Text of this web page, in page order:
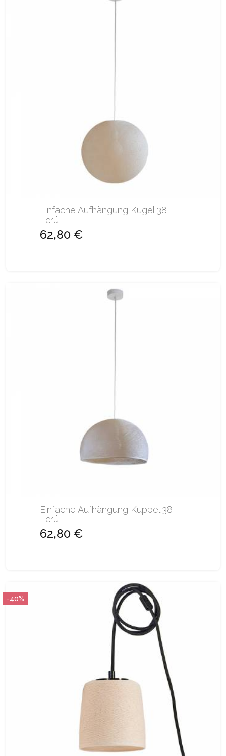
Einfache Aufhängung Kugel 38
Ecrü
62,80 €
Einfache Aufhängung Kuppel 38
Ecrü
62,80 €
-40%